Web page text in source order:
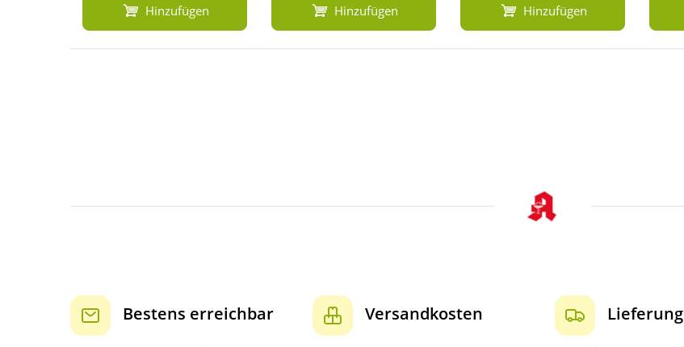
Hinzufügen Hinzufügen Hinzufügen
Bestens erreichbar Versandkosten Lieferung